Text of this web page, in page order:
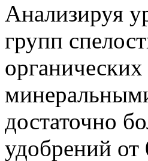
Анализируя
групп
достаточно
удобрений от